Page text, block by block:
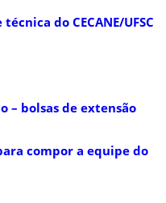
do CECANE/UFSC
– bolsas de extensão
compor a equipe do
Confira aqui os últimos